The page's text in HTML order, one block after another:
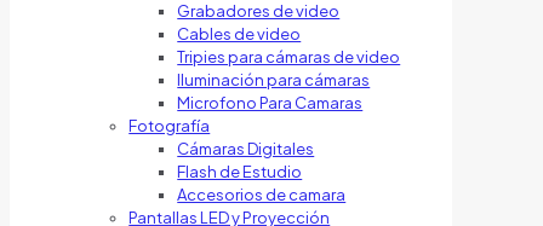
Grabadores de video
Cables de video
Tripies para cámaras de video
Iluminación para cámaras
Microfono Para Camaras
Fotografía
Cámaras Digitales
Flash de Estudio
Accesorios de camara
Pantallas LED y Proyección